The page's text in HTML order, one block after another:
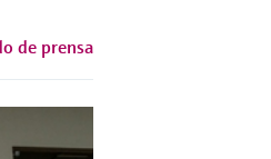
de prensa